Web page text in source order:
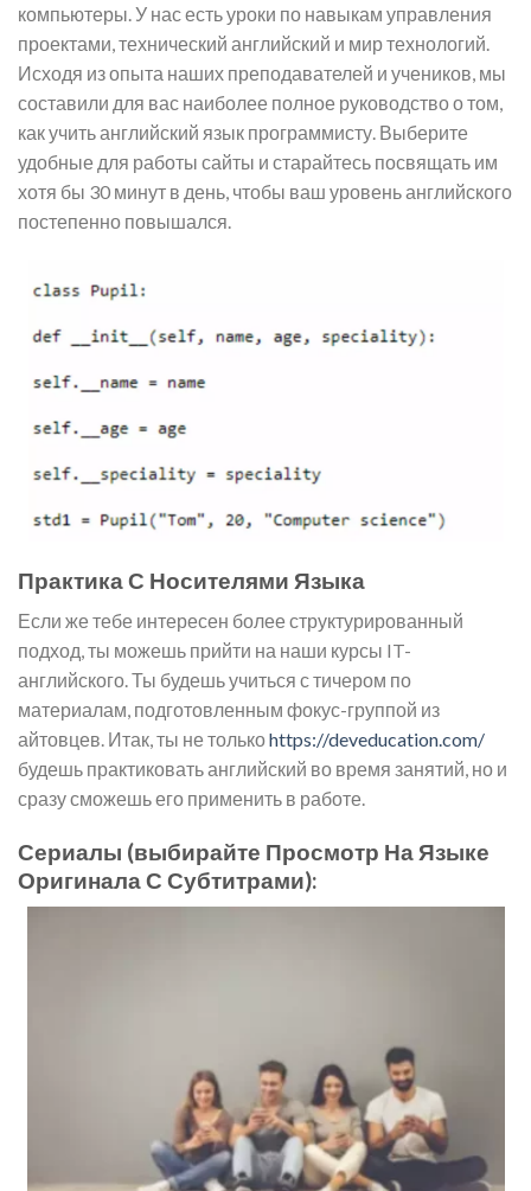
компьютеры. У нас есть уроки по навыкам управления
проектами, технический английский и мир технологий.
Исходя из опыта наших преподавателей и учеников, мы
составили для вас наиболее полное руководство о том,
как учить английский язык программисту. Выберите
удобные для работы сайты и старайтесь посвящать им
хотя бы 30 минут в день, чтобы ваш уровень английского
постепенно повышался.
Практика С Носителями Языка
Если же тебе интересен более структурированный
подход, ты можешь прийти на наши курсы IT-
английского. Ты будешь учиться с тичером по
материалам, подготовленным фокус-группой из
айтовцев. Итак, ты не толькоhttps://deveducation.com/
будешь практиковать английский во время занятий, но и
сразу сможешь его применить в работе.
Сериалы (выбирайте Просмотр На Языке
Оригинала С Субтитрами):